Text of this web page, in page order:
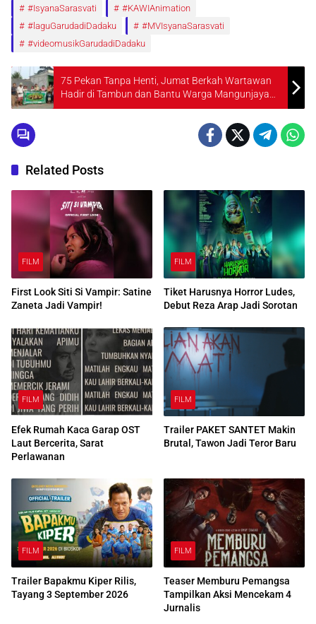
#IsyanaSarasvati
#KAWIAnimation
#laguGarudadiDadaku
#MVIsyanaSarasvati
#videomusikGarudadiDadaku
75 Pekan Tanpa Henti, Jumat Berkah Wartawan
Hadir di Tambun dan Bantu Warga Mangunjaya
Indah 1
Related Posts
FILM
First Look Siti Si Vampir: Satine
Zaneta Jadi Vampir!
FILM
Tiket Harusnya Horror Ludes,
Debut Reza Arap Jadi Sorotan
FILM
Efek Rumah Kaca Garap OST
Laut Bercerita, Sarat
Perlawanan
FILM
Trailer PAKET SANTET Makin
Brutal, Tawon Jadi Teror Baru
FILM
Trailer Bapakmu Kiper Rilis,
Tayang 3 September 2026
FILM
Teaser Memburu Pemangsa
Tampilkan Aksi Mencekam 4
Jurnalis